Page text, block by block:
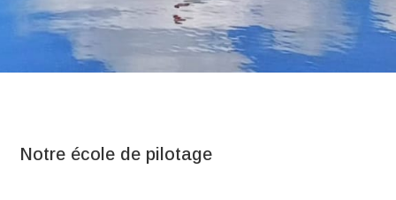
Notre école de pilotage